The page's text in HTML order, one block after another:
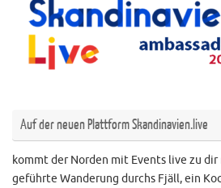
Auf der neuen Plattform Skandinavien.live
kommt der Norden mit Events live zu dir
geführte Wanderung durchs Fjäll, ein